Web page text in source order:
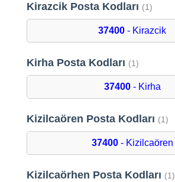
Kirazcik Posta Kodları (1)
37400 - Kirazcik
Kirha Posta Kodları (1)
37400- Kirha
Kizilcaören Posta Kodları (1)
37400- Kizilcaören
Kizilcaörhen Posta Kodları (1)